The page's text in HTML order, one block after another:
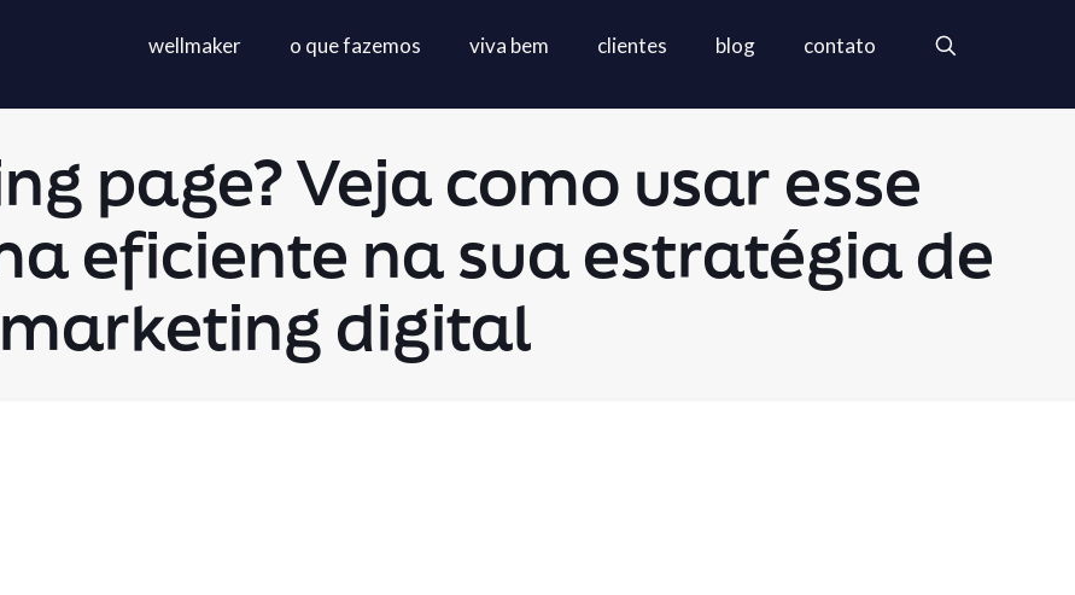
wellmaker o que fazemos viva bem clientes blog contato
page? Veja como usar esse
eficiente na sua estratégia de
marketing digital